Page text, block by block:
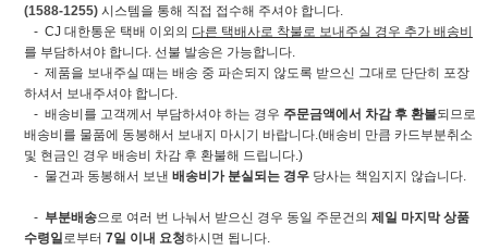
(1588-1255) 시스템을 통해 직접 접수해 주셔야 합니다.
- CJ 대한통운 택배 이외의 다른 택배사로 착불로 보내주실 경우 추가 배송비
를 부담하셔야 합니다. 선불 발송은 가능합니다.
- 제품을 보내주실 때는 배송 중 파손되지 않도록 받으신 그대로 단단히 포장
하셔서 보내주셔야 합니다.
- 배송비를 고객께서 부담하셔야 하는 경우 주문금액에서 차감 후 환불되므로
배송비를 물품에 동봉해서 보내지 마시기 바랍니다.(배송비 만큼 카드부분취소
및 현금인 경우 배송비 차감 후 환불해 드립니다.)
- 물건과 동봉해서 보낸 배송비가 분실되는 경우 당사는 책임지지 않습니다.
- 부분배송으로 여러 번 나눠서 받으신 경우 동일 주문건의 제일 마지막 상품
수령일로부터 7일 이내 요청하시면 됩니다.